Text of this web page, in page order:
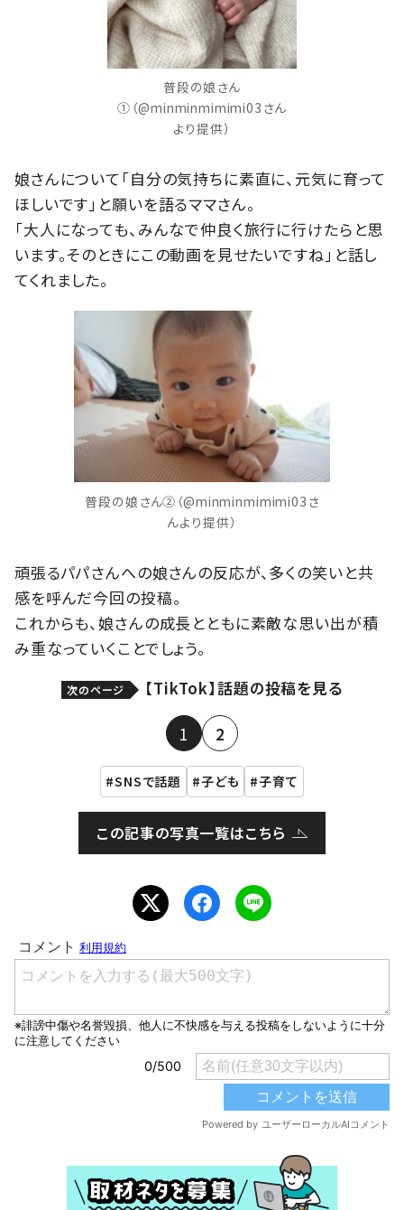
普段の娘さん
①（@minminmimimi03さん
より提供）
娘さんについて「自分の気持ちに素直に、元気に育って
ほしいです」と願いを語るママさん。
「大人になっても、みんなで仲良く旅行に行けたらと思
います。そのときにこの動画を見せたいですね」と話し
てくれました。
普段の娘さん②（@minminmimimi03さ
んより提供）
頑張るパパさんへの娘さんの反応が、多くの笑いと共
感を呼んだ今回の投稿。
これからも、娘さんの成長とともに素敵な思い出が積
み重なっていくことでしょう。
次のページ 【TikTok】話題の投稿を見る
1 2
SNSで話題 子ども 子育て
この記事の写真一覧はこちら